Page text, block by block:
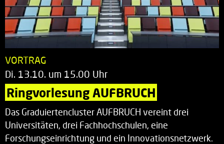
VORTRAG
Di. 13.10. um 15.00 Uhr
Ringvorlesung AUFBRUCH
Das Graduiertencluster AUFBRUCH vereint drei
Universitäten, drei Fachhochschulen, eine
Forschungseinrichtung und ein Innovationsnetzwerk.